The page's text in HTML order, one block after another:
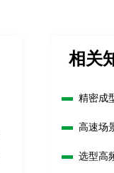
相关
精密成
高速场
选型高